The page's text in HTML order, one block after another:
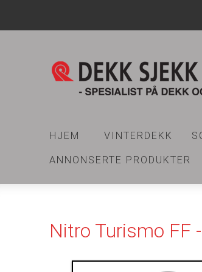
HJEM VINTERDEKK
ANNONSERTE PRODUKTER
Nitro Turismo FF